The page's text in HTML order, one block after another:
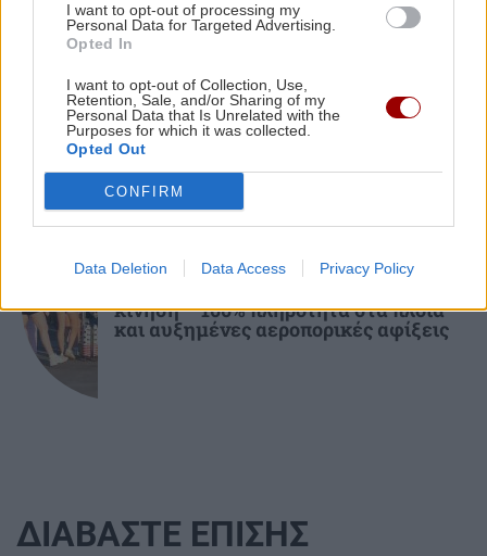
I want to opt-out of processing my
Personal Data for Targeted Advertising.
Opted In
I want to opt-out of Collection, Use,
Retention, Sale, and/or Sharing of my
Personal Data that Is Unrelated with the
Purposes for which it was collected.
Opted Out
CONFIRM
Data Deletion Data Access Privacy Policy
11:23
ΚΡΗΤΗ
Οδοιπορικό στα μοναστήρια του Ρεθύμνου -
Πού χτυπά η καρδιά του Δεκαπενταύγουστου
ΚΡΗΤΗ
Βασιλειές – Ποιες περιοχές θα
μείνουν χωρίς νερό
κίνηση – 100% πληρότητα στα πλοία
και αυξημένες αεροπορικές αφίξεις
ΔΙΑΒΑΣΤΕ ΕΠΙΣΗΣ